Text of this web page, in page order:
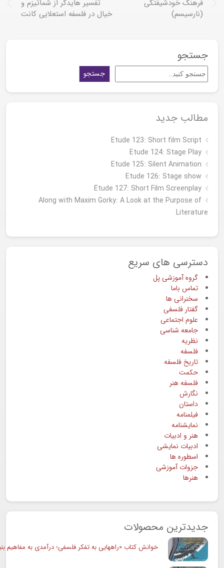
فرهنگ خودشیفتگی
(نارسیسم)
تفسیر هایدگر از شماتیزم و
خیال در فلسفه استعلایی کانت
جستجو
جستجو
مطالب جدید
Etude 123: Short film Script
Etude 124: Stage Play
Etude 125: Silent Animation
Etude 126: Stage show
Étude 127: Short Film Screenplay
Along with Maxim Gorky: A Look at the Purpose of
Literature
دسترسی های سریع
گروه آموزشی پل
تماس باما
سخنرانی ها
گفتار فلسفی
علوم اجتماعی
جامعه شناسی
نظریه
فلسفه
تاریخ فلسفه
حکمت
فلسفه هنر
نگارش
داستان
فیلمنامه
نمایشنامه
هنر و ادبیات
ادبیات نمایشی
اسطوره ها
جزوات آموزشی
هنرها
جدیدترین محصولات
خوانش کتاب «راههایی به تفکر فلسفی؛ درآمدی به مفاهیم